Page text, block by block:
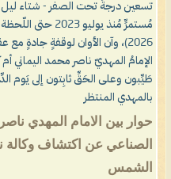
تسعين درجةً تحت الصفر - شتاء
مُستمرٍّ مُنذ يوليو
2026)، وآن الأوان لوقفةٍ جادةٍ
الإمامُ المهديّ ناصر محمد اليماني
طَيِّبون وعلى الحَقِّ ثابِتون إلى يَوم
بالمهدي المنتظر
حوار بين الامام المهدي
الصناعي عن اكتشاف وكالة
الشمس